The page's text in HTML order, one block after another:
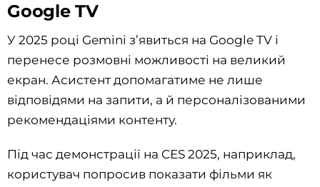
Google TV
У 2025 році Gemini з’явиться на Google TV і
перенесе розмовні можливості на великий
екран. Асистент допомагатиме не лише
відповідями на запити, а й персоналізованими
рекомендаціями контенту.
Під час демонстрації на CES 2025, наприклад,
користувач попросив показати фільми як